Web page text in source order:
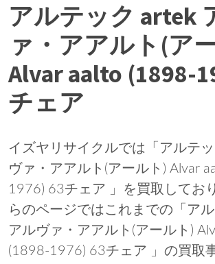
アルテック artek
ァ・アアルト(ア
Alvar aalto (1898-
チェア
イズヤリサイクルでは「アルテ
ヴァ・アアルト(アールト) Alvar
1976) 63チェア 」を買取してお
らのページではこれまでの「ア
アルヴァ・アアルト(アールト)
(1898-1976) 63チェア 」の買取